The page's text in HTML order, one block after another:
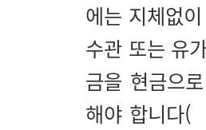
에는 지체없
수관 또는 유
금을 현금으
해야 합니다(